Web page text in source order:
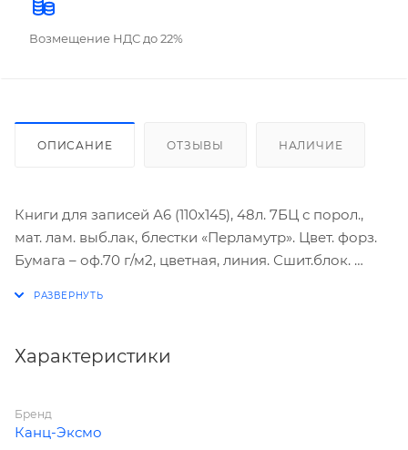
Возмещение НДС до 22%
ОПИСАНИЕ ОТЗЫВЫ НАЛИЧИЕ
Книги для записей А6 (110х145), 48л. 7БЦ с порол.,
мат. лам. выб.лак, блестки «Перламутр». Цвет. форз.
Бумага – оф.70 г/м2, цветная, линия. Сшит.блок.
Характеристики
Бренд
Канц-Эксмо